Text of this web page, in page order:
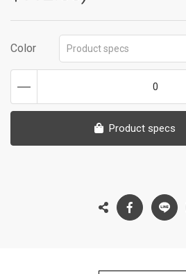
Color Product specs
0
Product specs